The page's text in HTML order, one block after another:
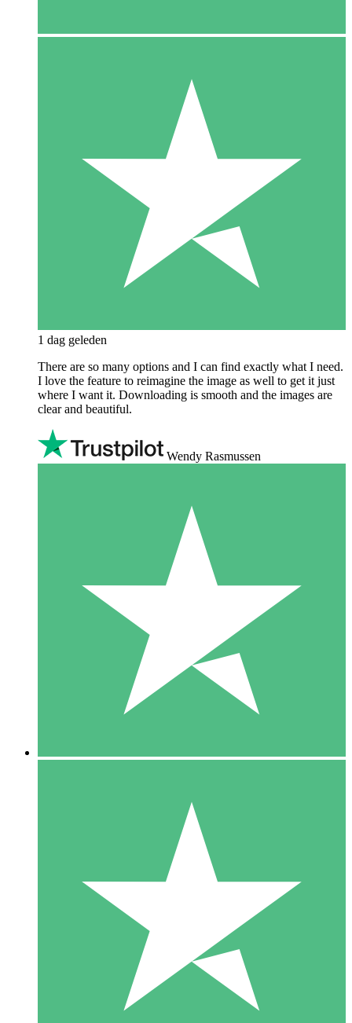
1 dag geleden
There are so many options and I can find exactly what I need.
I love the feature to reimagine the image as well to get it just
where I want it. Downloading is smooth and the images are
clear and beautiful.
Wendy Rasmussen